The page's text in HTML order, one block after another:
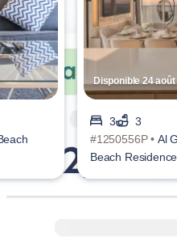
Disponible 24
3
3
#1250556P • Al
Beach Residence